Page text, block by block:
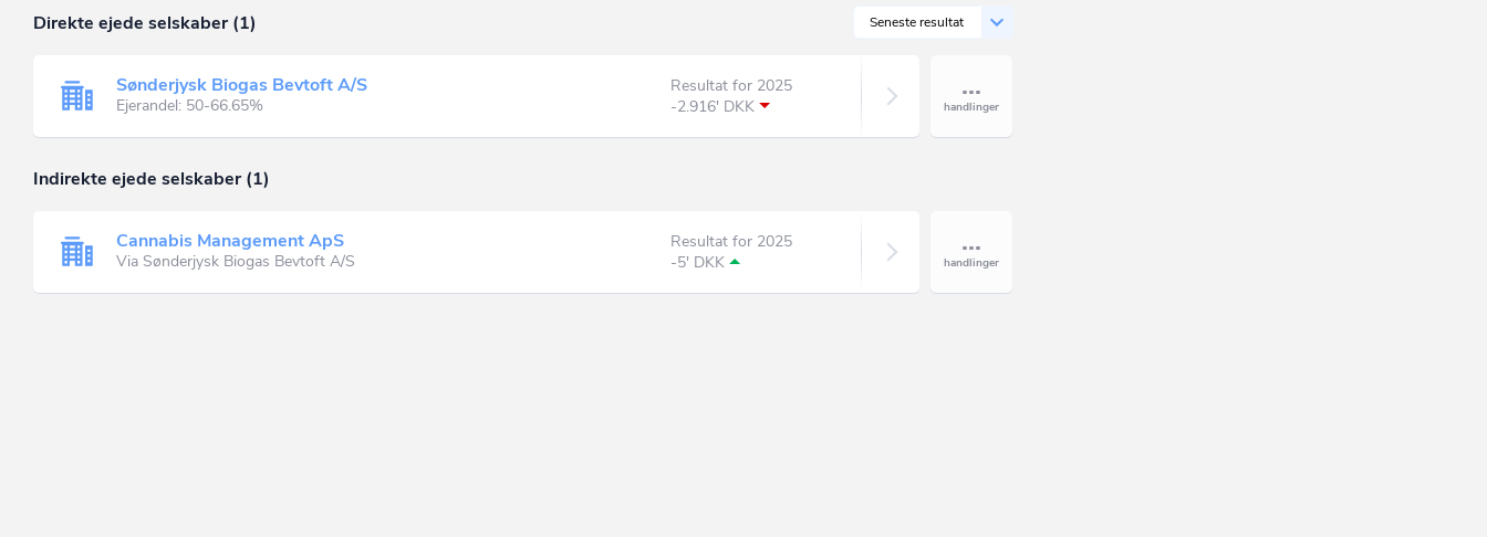
Seneste resultat
Direkte ejede selskaber (1)
Sønderjysk Biogas Bevtoft A/S
Ejerandel: 50-66.65%
Resultat for 2025
-2.916' DKK
Indirekte ejede selskaber (1)
Cannabis Management ApS
Via Sønderjysk Biogas Bevtoft A/S
Resultat for 2025
-5' DKK